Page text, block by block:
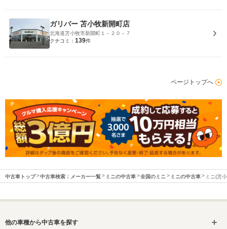
ガリバー 苫小牧新開町店
北海道苫小牧市新開町１－２０－７
クチコミ： 139件
ページトップへ
中古車トップ 中古車検索：メーカー一覧 ミニの中古車 全国のミニ ミニの中古車 ミニ(苫
他の車種から中古車を探す